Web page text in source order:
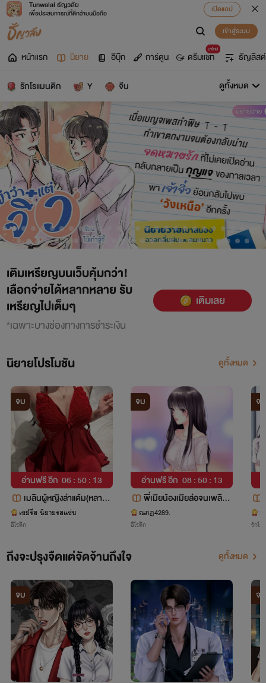
Tunwalai ธัญวลัย
เพื่อประสบการณ์ที่ดีกว่าบนมือถือ
เปิดแอป
เข้าสู่ระบบ
หน้าแรก นิยาย อีบุ๊ก การ์ตูน
มาใหม่
ดรีมแชท
ธัญลิสต์
รักโรแมนติก
Y จีน ดูทั้งหมด
เติมเหรียญบนเว็บคุ้มกว่า!
เลือกจ่ายได้หลากหลาย รับ
เหรียญไปเต็มๆ
*เฉพาะบางช่องทางการชำระเงิน
เติมเลย
นิยายโปรโมชัน ดูทั้งหมด
จบ
อ่านฟรี อีก 06 : 50 : 12
เมลินผู้หญิงล่าแต้ม(หลายP
รหัส56ขึ้นไปเท่านั้น)
เซย์รีส นิยายรสแซ่บ
อีโรติก
จบ
อ่านฟรี อีก 08 : 50 : 12
พี่เมียน้องเมียล่อจนเพลีย
🔞💦
ณภฏ4289.
อีโรติก
จบ
ม
รักโ
ถึงจะปรุงจืดแต่จัดจ้านถึงใจ ดูทั้งหมด
จบ จบ